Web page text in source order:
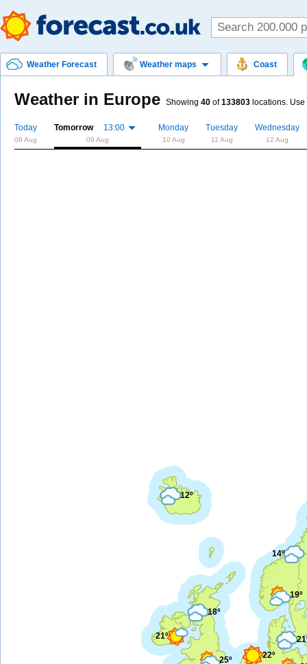
Weather Forecast Weather maps Coast
Weather in Europe Showing 40 of133803 locations.
Today
08 Aug
Tomorrow 13:00
09 Aug
Monday
10 Aug
Tuesday
11 Aug
Wednesday
12 Aug
25º
21º
19º
22º
12º
18º
14º